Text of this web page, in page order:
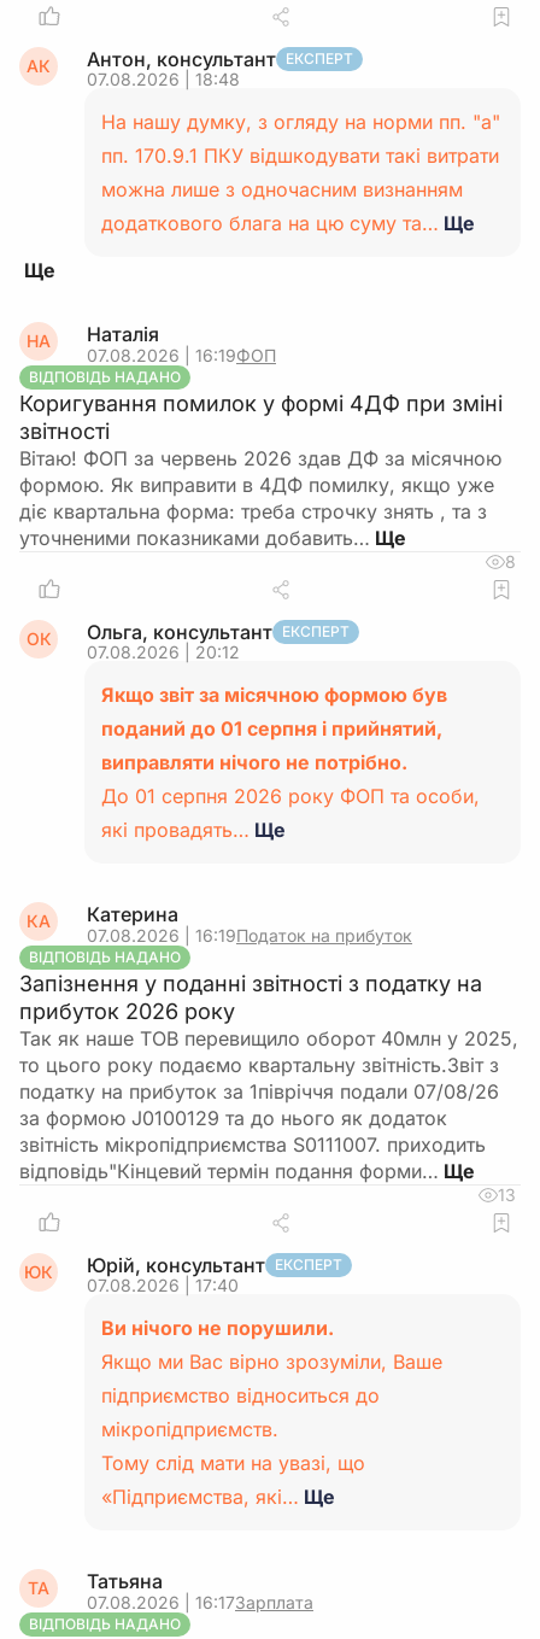
АК Антон, консультант ЕКСПЕРТ
07.08.2026 | 18:48
На нашу думку, з огляду на норми пп. "а"
пп. 170.9.1 ПКУ відшкодувати такі витрати
можна лише з одночасним визнанням
додаткового блага на цю суму та… Ще
НА Наталія
07.08.2026 | 16:19ФОП
ВІДПОВІДЬ НАДАНО
Коригування помилок у формі 4ДФ при зміні
звітності
Вітаю! ФОП за червень 2026 здав ДФ за місячною
формою. Як виправити в 4ДФ помилку, якщо уже
діє квартальна форма: треба строчку знять , та з
уточненими показниками добавить…
8
ОК Ольга, консультант ЕКСПЕРТ
07.08.2026 | 20:12
Якщо звіт за місячною формою був
поданий до 01 серпня і прийнятий,
виправляти нічого не потрібно.
До 01 серпня 2026 року ФОП та особи,
які провадять… Ще
КА Катерина
07.08.2026 | 16:19Податок на прибуток
ВІДПОВІДЬ НАДАНО
Запізнення у поданні звітності з податку на
прибуток 2026 року
Так як наше ТОВ перевищило оборот 40млн у 2025,
то цього року подаємо квартальну звітність.Звіт з
податку на прибуток за 1півріччя подали 07/08/26
за формою J0100129 та до нього як додаток
звітність мікропідприємства S0111007. приходить
відповідь"Кінцевий термін подання форми…
13
ЮК Юрій, консультант ЕКСПЕРТ
07.08.2026 | 17:40
Ви нічого не порушили.
Якщо ми Вас вірно зрозуміли, Ваше
підприємство відноситься до
мікропідприємств.
Тому слід мати на увазі, що
«Підприємства, які… Ще
ТА Татьяна
07.08.2026 | 16:17Зарплата
ВІДПОВІДЬ НАДАНО